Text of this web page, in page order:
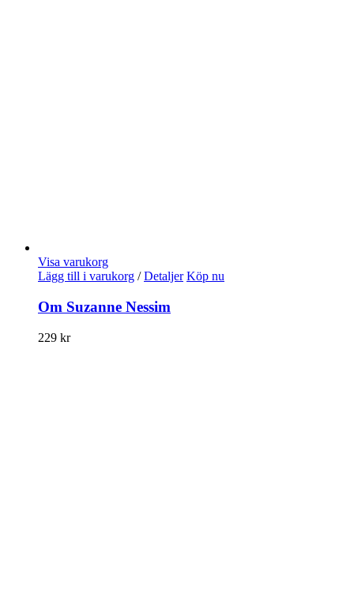
Visa varukorg
Lägg till i varukorg / Detaljer Köp nu
Om Suzanne Nessim
229 kr